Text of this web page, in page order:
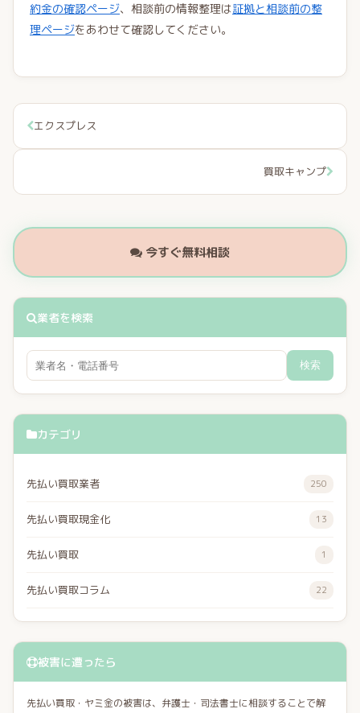
約金の確認ページ、相談前の情報整理は証拠と相談前の整
理ページをあわせて確認してください。
エクスプレス
買取キャンプ
今すぐ無料相談
業者を検索
検索
カテゴリ
先払い買取業者 250
先払い買取現金化 13
先払い買取 1
先払い買取コラム 22
被害に遭ったら
先払い買取・ヤミ金の被害は、弁護士・司法書士に相談することで解